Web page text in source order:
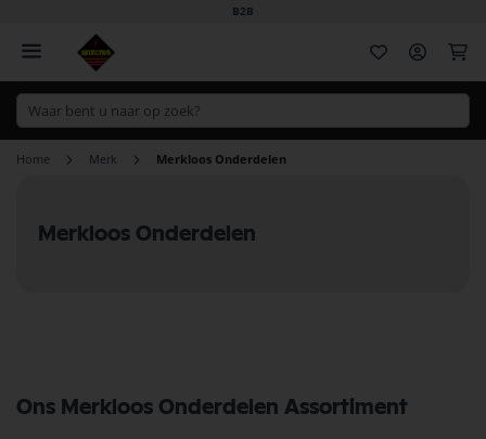
B2B
Home Merk Merkloos Onderdelen
Merkloos Onderdelen
Ons Merkloos Onderdelen Assortiment